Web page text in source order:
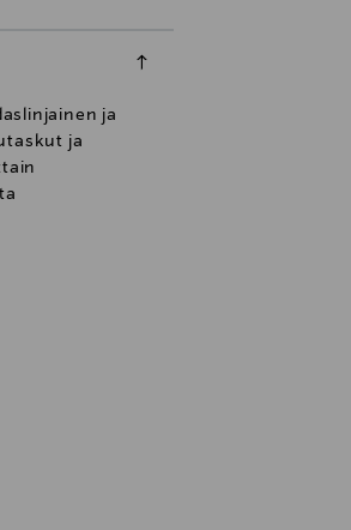
ja
ja